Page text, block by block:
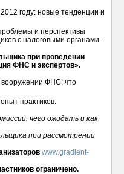
году: новые тенденции и
и перспективы
с налоговыми органами.
при проведении
ФНС и экспертов».
ФНС: что
практиков.
чего ожидать и как
при рассмотрении
www.gradient-
ограничено.